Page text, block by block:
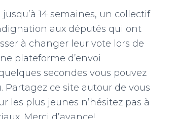
14 semaines, un collectif
aux députés qui ont
à changer leur vote lors de
plateforme d’envoi
secondes vous pouvez
ce site autour de vous
les plus jeunes n’hésitez pas à